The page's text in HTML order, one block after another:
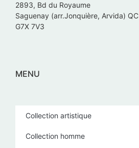
2893, Bd du Royaume
Saguenay (arr.Jonquière, Arvida) QC
G7X 7V3
MENU
Collection artistique
Collection homme